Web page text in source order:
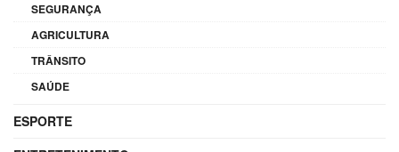
SEGURANÇA
AGRICULTURA
TRÂNSITO
SAÚDE
ESPORTE